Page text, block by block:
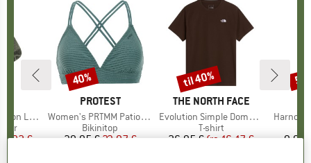
Socks
pris
€
MÆRKE
PROTEST
Artikel
Women's PRTMM Patio Triangle
Produktgruppe
Bikinitop
Pris
39,95 €Nedsat pris
23,97 €
Rabat
40%
MÆRKE
THE NORTH FACE
Artikel
Evolution Simple Dome Short Sleeve
Produktgruppe
T-shirt
Pris
26,95 € Nedsat pris
fra16,17 €
Rabat
til 40%
Artikel
9,95